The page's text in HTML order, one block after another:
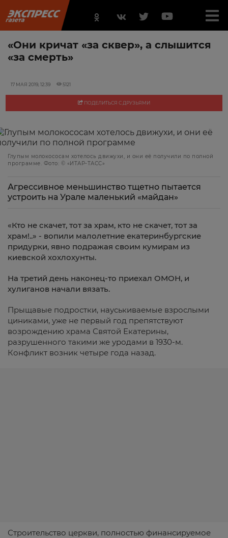
«Они кричат «за сквер», а слышится
«за смерть»
17 МАЯ 2019, 12:39 5121
ПОДЕЛИТЬСЯ С ДРУЗЬЯМИ
Глупым молокососам хотелось движухи, и они её получили по полной
программе. Фото: © «ИТАР-ТАСС»
Агрессивное меньшинство тщетно пытается
устроить на Урале маленький «майдан»
«Кто не скачет, тот за храм, кто не скачет, тот за
храм!..» - вопили малолетние екатеринбургские
придурки, явно подражая своим кумирам из
киевской хохлохунты.
На третий день наконец-то приехал ОМОН, и
хулиганов начали вязать.
Прыщавые подростки, науськиваемые взрослыми
циниками, уже не первый год препятствуют
возрождению храма Святой Екатерины,
разрушенного такими же уродами в 1930-м.
Конфликт возник четыре года назад.
Строительство церкви, полностью финансируемое